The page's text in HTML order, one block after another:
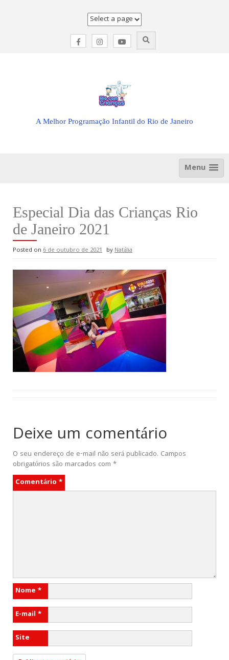
A Melhor Programação Infantil do Rio de Janeiro
Menu
Especial Dia das Crianças Rio
de Janeiro 2021
Posted on 6 de outubro de 2021 byNatália
Deixe um comentário
O seu endereço de e-mail não será publicado. Campos
obrigatórios são marcados com *
Comentário *
Nome *
E-mail *
Site